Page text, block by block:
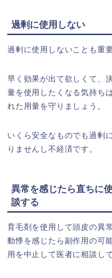
過剰に使用しない
過剰に使用しないことも重
早く効果が出て欲しくて、
量を使用したくなる気持ち
れた用量を守りましょう。
いくら安全なものでも過剰
りませんし不経済です。
異常を感じたら直ちに
談する
育毛剤を使用して頭皮の異
動悸を感じたら副作用の可
用を中止して医者に相談し